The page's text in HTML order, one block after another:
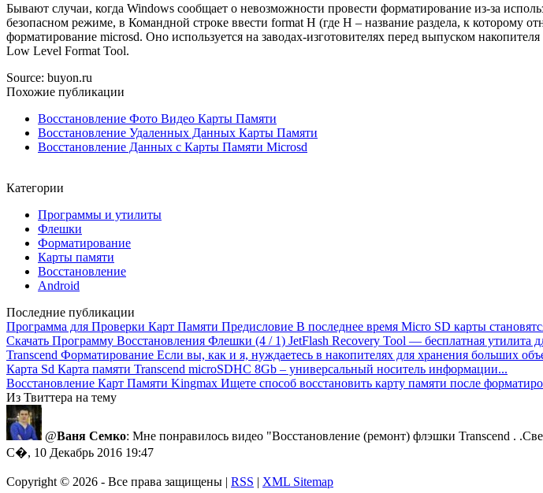
Бывают случаи, когда Windows сообщает о невозможности провести форматирование из-за
безопасном режиме, в Командной строке ввести format H (где H – название раздела, к которому
форматирование microsd. Оно используется на заводах-изготовителях перед выпуском
Low Level Format Tool.
Source: buyon.ru
Похожие публикации
Восстановление Фото Видео Карты Памяти
Восстановление Удаленных Данных Карты Памяти
Восстановление Данных с Карты Памяти Microsd
Категории
Программы и утилиты
Флешки
Форматирование
Карты памяти
Восстановление
Android
Последние публикации
Программа для Проверки Карт Памяти Предисловие В последнее время Micro SD карты
Скачать Программу Восстановления Флешки (4 / 1) JetFlash Recovery Tool — бесплатная утилита
Transcend Форматирование Если вы, как и я, нуждаетесь в накопителях для хранения больших
Карта Sd Карта памяти Transcend microSDHC 8Gb – универсальный носитель информации...
Восстановление Карт Памяти Kingmax Ищете способ восстановить карту памяти после
Из Твиттера на тему
@Ваня Семко: Мне понравилось видео "Восстановление (ремонт) флэшки Transcend .
С�, 10 Декабрь 2016 19:47
Copyright © 2026 - Все права защищены | RSS | XML Sitemap